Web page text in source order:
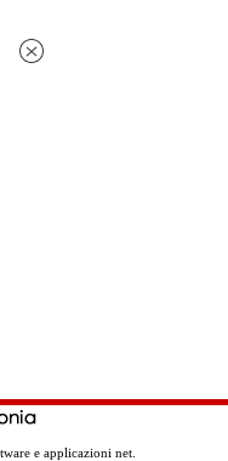
e applicazioni net.